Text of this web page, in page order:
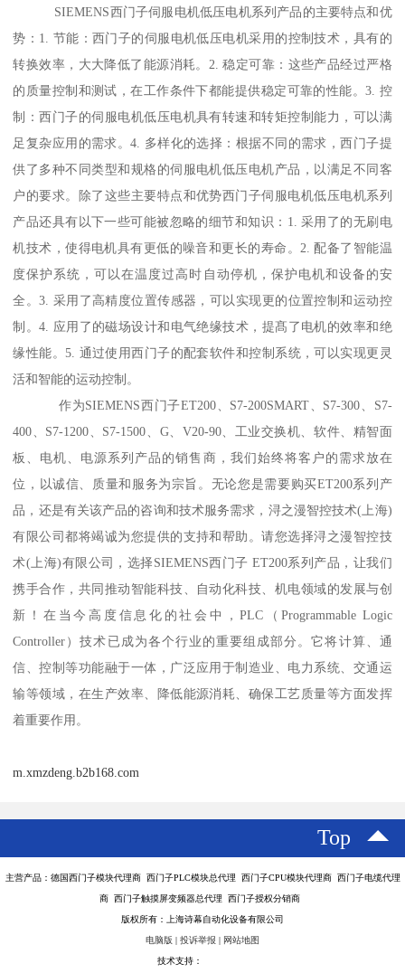
SIEMENS西门子伺服电机低压电机系列产品的主要特点和优
势：1. 节能：西门子的伺服电机低压电机采用的控制技术，具有的
转换效率，大大降低了能源消耗。2. 稳定可靠：这些产品经过严格
的质量控制和测试，在工作条件下都能提供稳定可靠的性能。3. 控
制：西门子的伺服电机低压电机具有转速和转矩控制能力，可以满
足复杂应用的需求。4. 多样化的选择：根据不同的需求，西门子提
供了多种不同类型和规格的伺服电机低压电机产品，以满足不同客
户的要求。除了这些主要特点和优势西门子伺服电机低压电机系列
产品还具有以下一些可能被忽略的细节和知识：1. 采用了的无刷电
机技术，使得电机具有更低的噪音和更长的寿命。2. 配备了智能温
度保护系统，可以在温度过高时自动停机，保护电机和设备的安
全。3. 采用了高精度位置传感器，可以实现更的位置控制和运动控
制。4. 应用了的磁场设计和电气绝缘技术，提髙了电机的效率和绝
缘性能。5. 通过使用西门子的配套软件和控制系统，可以实现更灵
活和智能的运动控制。
作为SIEMENS西门子ET200、S7-200SMART、S7-300、S7-
400、S7-1200、S7-1500、G、V20-90、工业交换机、软件、精智面
板、电机、电源系列产品的销售商，我们始终将客户的需求放在
位，以诚信、质量和服务为宗旨。无论您是需要购买ET200系列产
品，还是有关该产品的咨询和技术服务需求，浔之漫智控技术(上海)
有限公司都将竭诚为您提供的支持和帮助。请您选择浔之漫智控技
术(上海)有限公司，选择SIEMENS西门子 ET200系列产品，让我们
携手合作，共同推动智能科技、自动化科技、机电领域的发展与创
新！在当今高度信息化的社会中，PLC（Programmable Logic
Controller）技术已成为各个行业的重要组成部分。它将计算、通
信、控制等功能融于一体，广泛应用于制造业、电力系统、交通运
输等领域，在生产效率、降低能源消耗、确保工艺质量等方面发挥
着重要作用。
m.xmzdeng.b2b168.com
Top
主营产品：德国西门子模块代理商 西门子PLC模块总代理 西门子CPU模块代理商 西门子电缆代理
商 西门子触摸屏变频器总代理 西门子授权分销商
版权所有：上海诗幕自动化设备有限公司
电脑版 | 投诉举报 | 网站地图
技术支持：